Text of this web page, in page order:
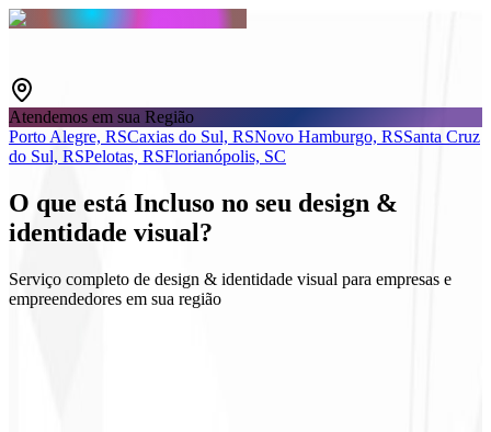
Atendemos em sua Região
Porto Alegre, RSCaxias do Sul, RSNovo Hamburgo, RSSanta Cruz
do Sul, RSPelotas, RSFlorianópolis, SC
O que está Incluso no seu design &
identidade visual?
Serviço completo de design & identidade visual para empresas e
empreendedores em sua região